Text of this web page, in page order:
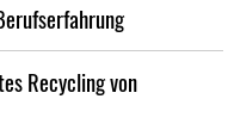
Recycling von